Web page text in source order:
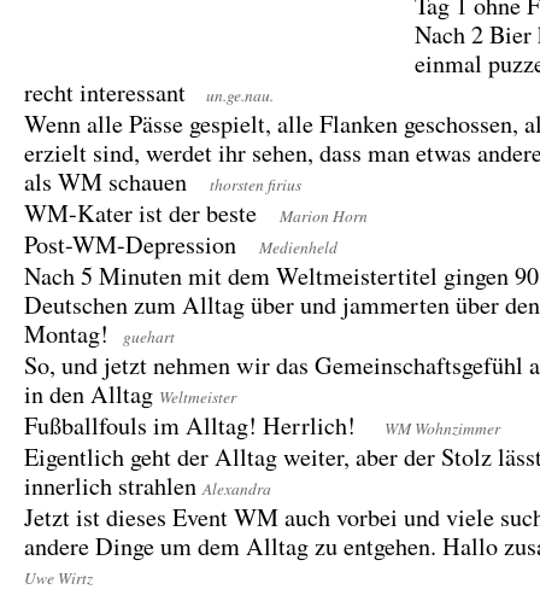
Nach 2
einmal
recht interessant
un.ge.nau.
Wenn alle Pässe gespielt, alle Flanken geschossen,
erzielt sind, werdet ihr sehen, dass man etwas
als WM schauen
thorsten firius
WM-Kater ist der beste Marion Horn
Post-WM-Depression Medienheld
Nach 5 Minuten mit dem Weltmeistertitel gingen
Deutschen zum Alltag über und jammerten über
Montag!
guehart
So, und jetzt nehmen wir das Gemeinschaftsgefühl
in den Alltag Weltmeister
Fußballfouls im Alltag! Herrlich! WM Wohnzimmer
Eigentlich geht der Alltag weiter, aber der Stolz
innerlich strahlenAlexandra
Jetzt ist dieses Event WM auch vorbei und viele
andere Dinge um dem Alltag zu entgehen. Hallo
Uwe Wirtz